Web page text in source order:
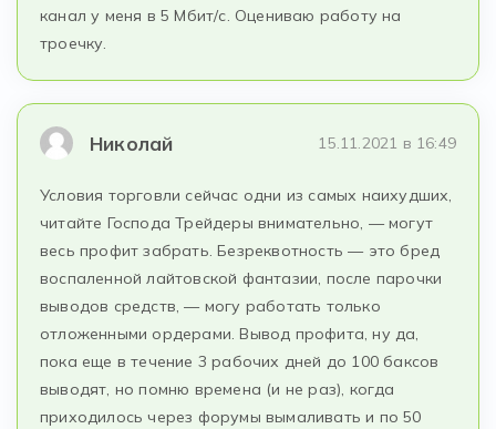
канал у меня в 5 Мбит/с. Оцениваю работу на
троечку.
Николай 15.11.2021 в 16:49
Условия торговли сейчас одни из самых наихудших,
читайте Господа Трейдеры внимательно, — могут
весь профит забрать. Безреквотность — это бред
воспаленной лайтовской фантазии, после парочки
выводов средств, — могу работать только
отложенными ордерами. Вывод профита, ну да,
пока еще в течение 3 рабочих дней до 100 баксов
выводят, но помню времена (и не раз), когда
приходилось через форумы вымаливать и по 50